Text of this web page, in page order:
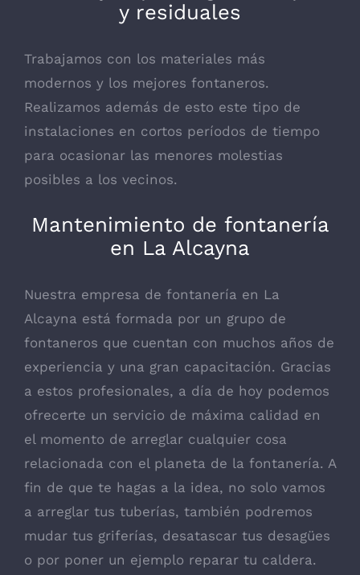
y residuales
Trabajamos con los materiales más
modernos y los mejores fontaneros.
Realizamos además de esto este tipo de
instalaciones en cortos períodos de tiempo
para ocasionar las menores molestias
posibles a los vecinos.
Mantenimiento de fontanería
en La Alcayna
Nuestra empresa de fontanería en La
Alcayna está formada por un grupo de
fontaneros que cuentan con muchos años de
experiencia y una gran capacitación. Gracias
a estos profesionales, a día de hoy podemos
ofrecerte un servicio de máxima calidad en
el momento de arreglar cualquier cosa
relacionada con el planeta de la fontanería. A
fin de que te hagas a la idea, no solo vamos
a arreglar tus tuberías, también podremos
mudar tus griferías, desatascar tus desagües
o por poner un ejemplo reparar tu caldera.